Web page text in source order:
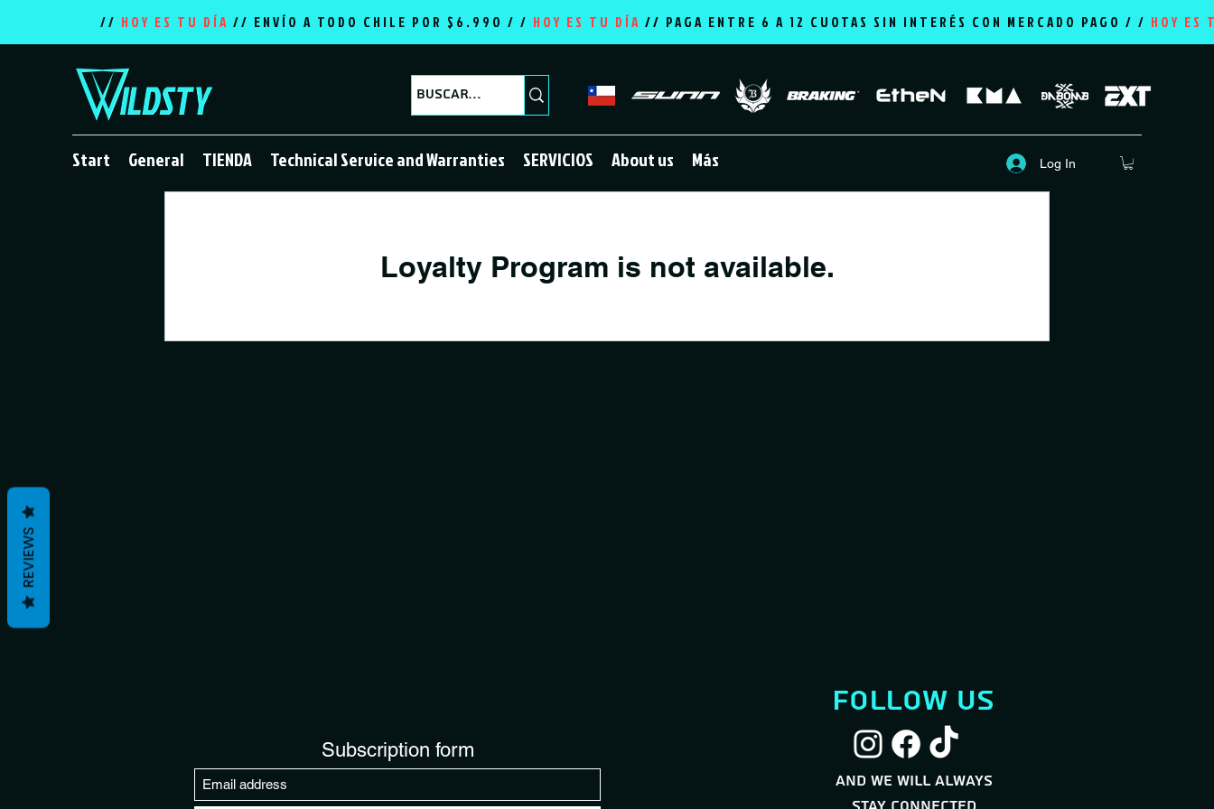
// HOY ES TU DÍA // ENVÍO A TODO CHILE POR $6.990 / / HOY ES TU DÍA // PAGA ENTRE 6 A 12 CUOTAS SIN INTERÉS CON MERCADO PAGO / / HOY ES
Start General TIENDA Technical Service and Warranties SERVICIOS About us Más Log In
Loyalty Program is not available.
Subscription form
follow us
and we will always
REVIEWS